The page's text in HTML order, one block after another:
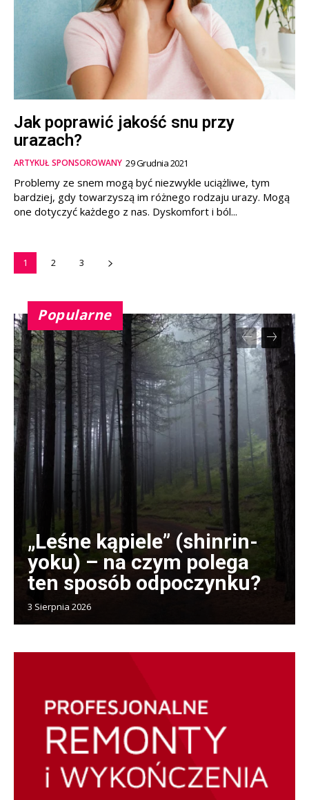
Jak poprawić jakość snu przy
urazach?
ARTYKUŁ SPONSOROWANY 29 Grudnia 2021
Problemy ze snem mogą być niezwykle uciążliwe, tym
bardziej, gdy towarzyszą im różnego rodzaju urazy. Mogą
one dotyczyć każdego z nas. Dyskomfort i ból...
1 2 3
Popularne
„Leśne kąpiele” (shinrin-
yoku) – na czym polega
ten sposób odpoczynku?
3 Sierpnia 2026